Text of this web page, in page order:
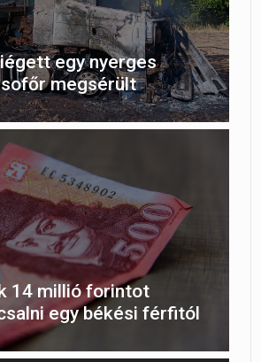
egy nyerges
megsérült
14 millió forintot
egy békési férfitól